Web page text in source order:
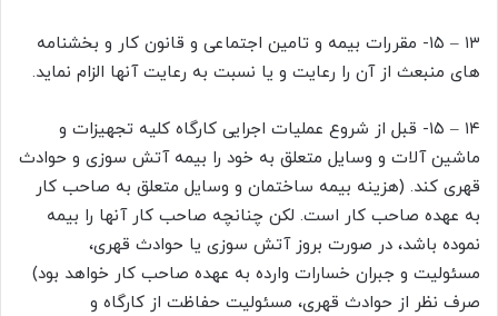
۱۳ – ۱۵- مقررات بیمه و تامین اجتماعی و قانون کار و بخشنامه
های منبعث از آن را رعایت و یا نسبت به رعایت آنها الزام نماید.
۱۴ – ۱۵- قبل از شروع عملیات اجرایی کارگاه کلیه تجهیزات و
ماشین آلات و وسایل متعلق به خود را بیمه آتش سوزی و حوادث
قهری کند. (هزینه بیمه ساختمان و وسایل متعلق به صاحب کار
به عهده صاحب کار است. لکن چنانچه صاحب کار آنها را بیمه
نموده باشد، در صورت بروز آتش سوزی یا حوادث قهری،
مسئولیت و جبران خسارات وارده به عهده صاحب کار خواهد بود)
صرف نظر از حوادث قهری، مسئولیت حفاظت از کارگاه و